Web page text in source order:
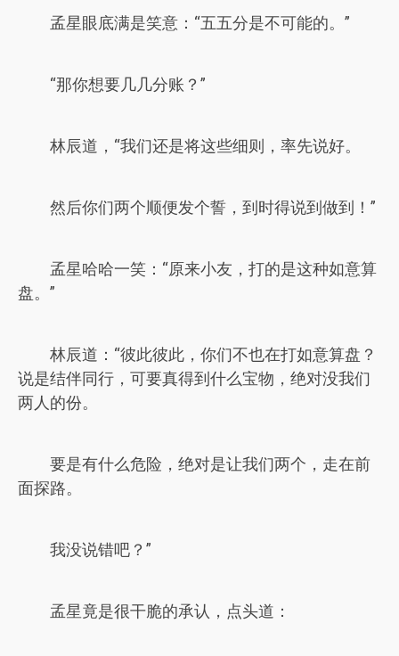
孟星眼底满是笑意：“五五分是不可能的。”
“那你想要几几分账？”
林辰道，“我们还是将这些细则，率先说好。
然后你们两个顺便发个誓，到时得说到做到！”
孟星哈哈一笑：“原来小友，打的是这种如意算
盘。”
林辰道：“彼此彼此，你们不也在打如意算盘？
说是结伴同行，可要真得到什么宝物，绝对没我们
两人的份。
要是有什么危险，绝对是让我们两个，走在前
面探路。
我没说错吧？”
孟星竟是很干脆的承认，点头道：